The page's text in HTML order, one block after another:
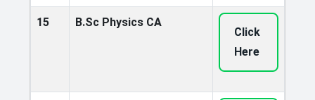
15 B.Sc Physics CA
Click
Here